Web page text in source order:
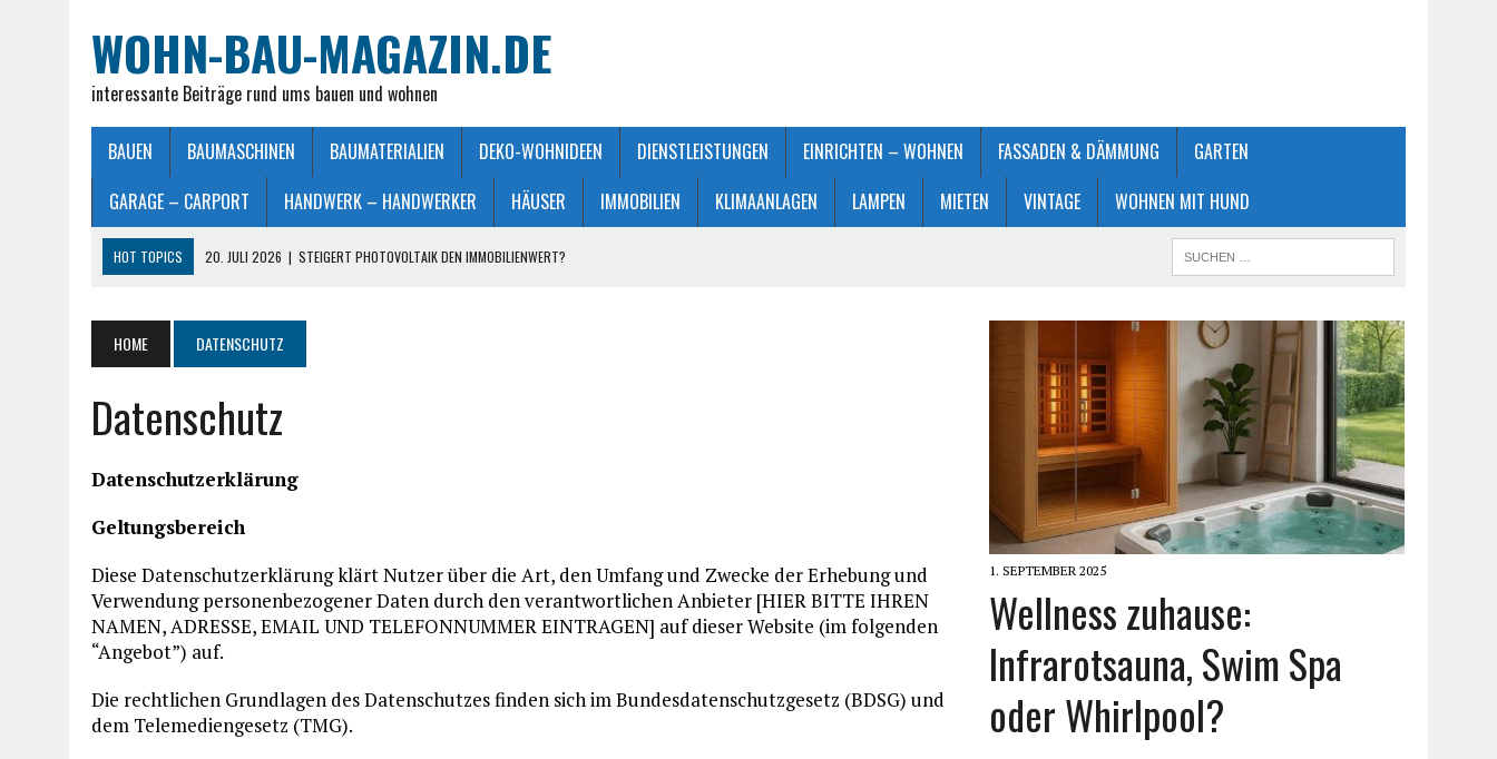
WOHN-BAU-MAGAZIN.DE
interessante Beiträge rund ums bauen und wohnen
BAUEN BAUMASCHINEN BAUMATERIALIEN DEKO-WOHNIDEEN DIENSTLEISTUNGEN EINRICHTEN – WOHNEN FASSADEN & DÄMMUNG
GARTEN
GARAGE – CARPORT
HANDWERK – HANDWERKER HÄUSER IMMOBILIEN KLIMAANLAGEN LAMPEN MIETEN VINTAGE WOHNEN MIT HUND
HOT TOPICS 20. JULI 2026 | STEIGERT PHOTOVOLTAIK DEN IMMOBILIENWERT?
25. JUNI 2026 | FRANZÖSISCHES DOPPELBETT: MASSE, VORTEILE UND KAUFBERATUNG
23. JULI 2026
SO EINFACH GELINGT – DIE PERFEKTE TERRASSENGESTALTUNG
HOME DATENSCHUTZ
Datenschutz
Datenschutzerklärung
Geltungsbereich
Diese Datenschutzerklärung klärt Nutzer über die Art, den Umfang und Zwecke der Erhebung und
Verwendung personenbezogener Daten durch den verantwortlichen Anbieter [HIER BITTE IHREN
NAMEN, ADRESSE, EMAIL UND TELEFONNUMMER EINTRAGEN] auf dieser Website (im folgenden
“Angebot”) auf.
Die rechtlichen Grundlagen des Datenschutzes finden sich im Bundesdatenschutzgesetz (BDSG) und
dem Telemediengesetz (TMG).
1. SEPTEMBER 2025
Wellness zuhause:
Infrarotsauna, Swim Spa
oder Whirlpool?